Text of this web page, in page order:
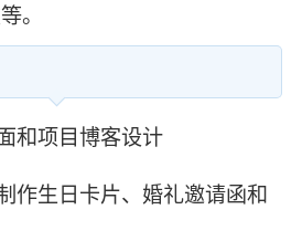
。
和项目博客设计
作生日卡片、婚礼邀请函和